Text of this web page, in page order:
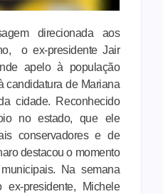
direcionada aos
o ex-presidente Jair
apelo à população
candidatura de Mariana
cidade. Reconhecido
no estado, que ele
conservadores e de
destacou o momento
Na semana
presidente, Michele